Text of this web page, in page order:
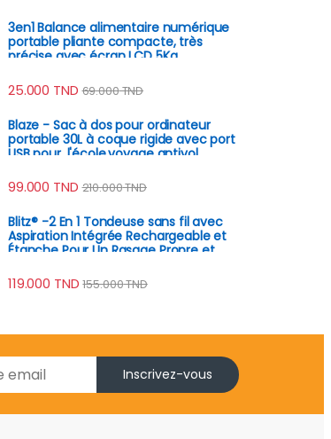
3en1 Balance alimentaire numérique
portable pliante compacte, très
précise avec écran LCD 5Kg
25.000 TND 69.000TND
Blaze - Sac à dos pour ordinateur
portable 30L à coque rigide avec port
USB pour, l'école,voyage antivol
99.000 TND 210.000TND
Blitz® -2 En 1 Tondeuse sans fil avec
Aspiration Intégrée Rechargeable et
Étanche Pour Un Rasage Propre et
119.000 TND 155.000TND
Inscrivez-vous